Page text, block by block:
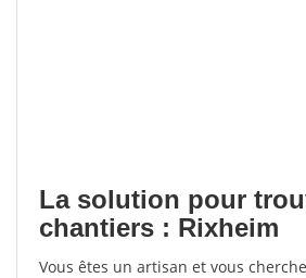
La solution pour
chantiers : Rixheim
Vous êtes un artisan et vous